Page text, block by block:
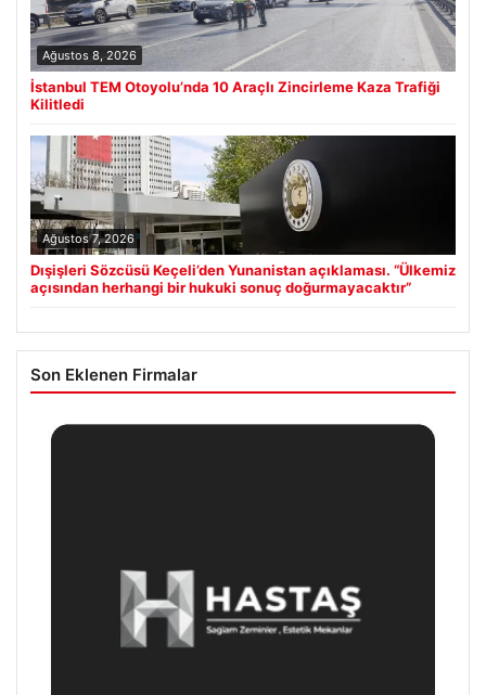
Ağustos 8, 2026
İstanbul TEM Otoyolu’nda 10 Araçlı Zincirleme Kaza Trafiği
Kilitledi
Ağustos 7, 2026
Dışişleri Sözcüsü Keçeli’den Yunanistan açıklaması. “Ülkemiz
açısından herhangi bir hukuki sonuç doğurmayacaktır”
Son Eklenen Firmalar